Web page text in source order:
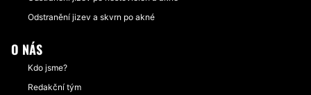
Odstranění jizev a skvrn po akné
O NÁS
Kdo jsme?
Redakční tým